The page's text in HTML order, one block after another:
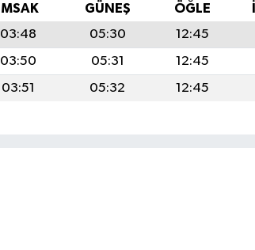
İMSAK GÜNEŞ ÖĞLE
03:48 05:30 12:45
03:50 05:31 12:45
03:51 05:32 12:45